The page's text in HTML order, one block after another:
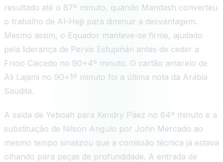
resultado até o 87º minuto, quando Mandash converteu
o trabalho de Al-Hejji para diminuir a desvantagem.
Mesmo assim, o Equador manteve-se firme, ajudado
pela liderança de Pervis Estupiñán antes de ceder a
Fricio Caicedo no 90+4º minuto. O cartão amarelo de
Ali Lajami no 90+1º minuto foi a última nota da Arábia
Saudita.
A saída de Yeboah para Kendry Páez no 64º minuto e a
substituição de Nilson Angulo por John Mercado ao
mesmo tempo sinalizou que a comissão técnica já estava
olhando para peças de profundidade. A entrada de